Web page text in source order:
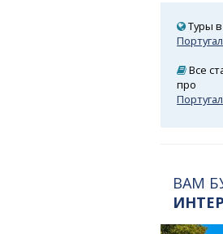
Туры в
Все
про
ВАМ